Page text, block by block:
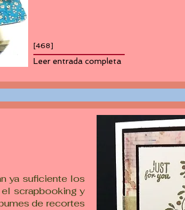
[468]
Leer entrada completa
ya suficiente los
scrapbooking y
de recortes